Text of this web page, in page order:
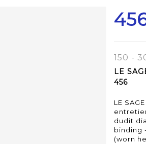
150 -
LE
456
LE
dudit
binding
(worn